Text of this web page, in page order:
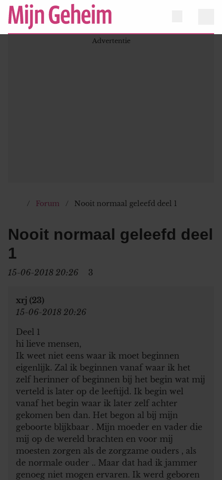
Forum Nooit normaal geleefd deel 1
Nooit normaal geleefd deel
1
15-06-2018 20:26 3
xrj (23)
15-06-2018 20:26
Deel 1
hi lieve mensen,
Ik weet niet eens waar ik moet beginnen
eigenlijk. Zal ik beginnen vanaf waar ik het
zelf herinner of beginnen bij het begin wat mij
verteld is later op de leeftijd. Ik begin wel
vanaf het begin waar ik later zelf achter
gekomen ben dan. Het begon al bij mijn
geboorte blijkbaar . Mijn moeder en vader die
mij op de wereld brachten en voor mij
moesten zorgen als de zorgzame ouders , als
de normale ouder .. Maar dat had ik jammer
genoeg niet mogen ervaren. Ik werd geboren